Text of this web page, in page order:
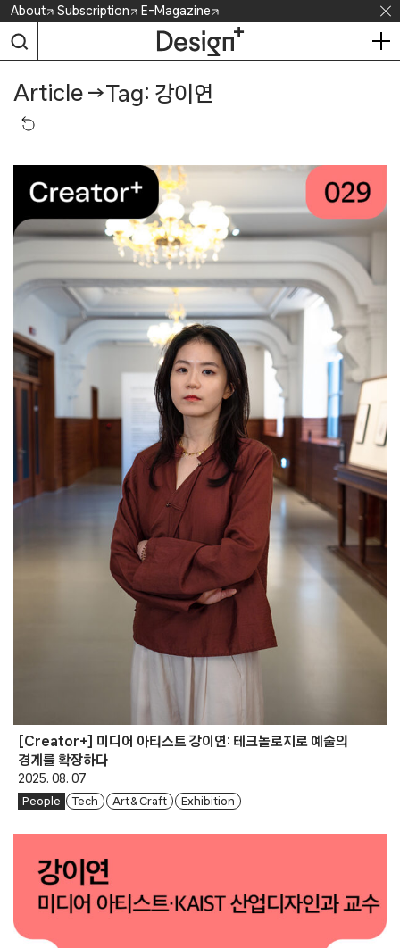
Skip
content
About Subscription E-Magazine
Article →Tag: 강이연
[Creator+] 미디어 아티스트 강이연: 테크놀로지로 예술의
경계를 확장하다
2025. 08. 07
People Tech Art & Craft Exhibition